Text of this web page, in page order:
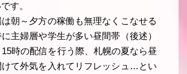
す。
朝～夕方の稼働も無理なくこなせる
主婦層や学生が多い昼間帯（後述）
15時の配信を行う際、札幌の夏なら昼
て外気を入れてリフレッシュ…とい